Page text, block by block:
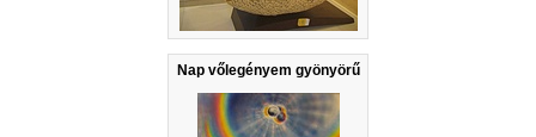
Nap vőlegényem gyönyörű